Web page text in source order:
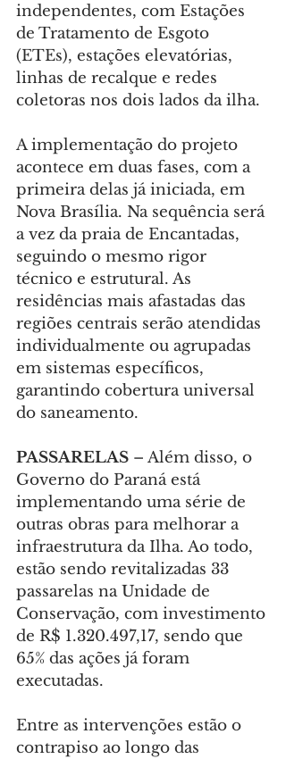
independentes, com Estações
de Tratamento de Esgoto
(ETEs), estações elevatórias,
linhas de recalque e redes
coletoras nos dois lados da ilha.
A implementação do projeto
acontece em duas fases, com a
primeira delas já iniciada, em
Nova Brasília. Na sequência será
a vez da praia de Encantadas,
seguindo o mesmo rigor
técnico e estrutural. As
residências mais afastadas das
regiões centrais serão atendidas
individualmente ou agrupadas
em sistemas específicos,
garantindo cobertura universal
do saneamento.
PASSARELAS – Além disso, o
Governo do Paraná está
implementando uma série de
outras obras para melhorar a
infraestrutura da Ilha. Ao todo,
estão sendo revitalizadas 33
passarelas na Unidade de
Conservação, com investimento
de R$ 1.320.497,17, sendo que
65% das ações já foram
executadas.
Entre as intervenções estão o
contrapiso ao longo das